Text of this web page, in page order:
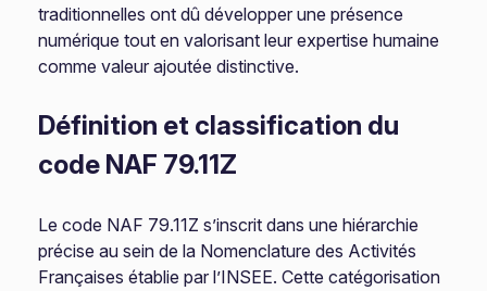
traditionnelles ont dû développer une présence
numérique tout en valorisant leur expertise humaine
comme valeur ajoutée distinctive.
Définition et classification du
code NAF 79.11Z
Le code NAF 79.11Z s’inscrit dans une hiérarchie
précise au sein de la Nomenclature des Activités
Françaises établie par l’INSEE. Cette catégorisation